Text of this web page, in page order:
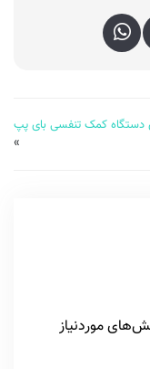
دستگاه کمک تنفسی بای پپ
»
موردنیاز